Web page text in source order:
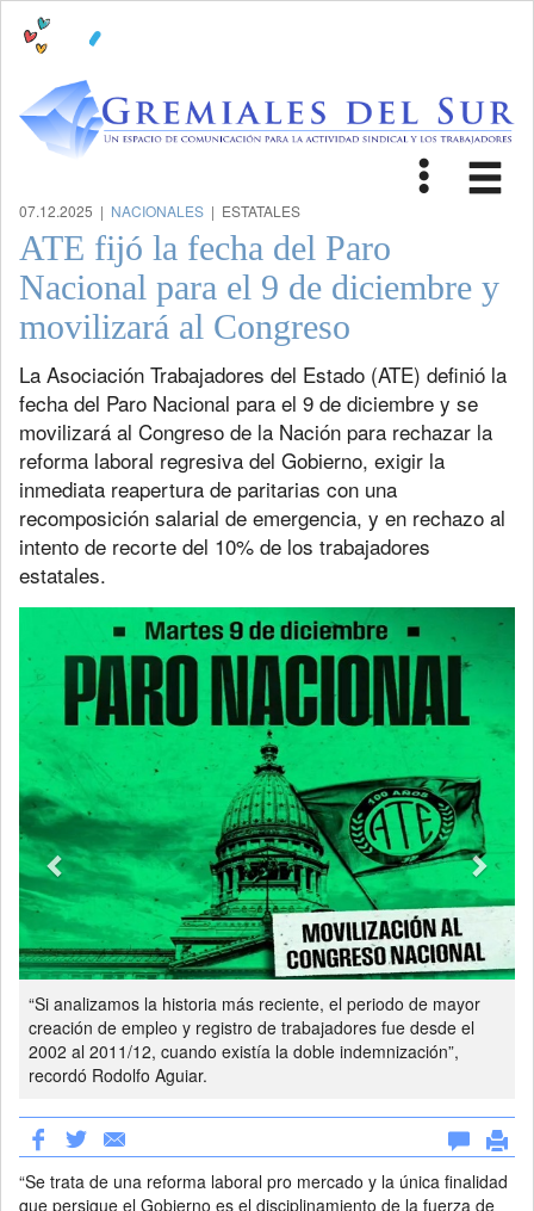
Toggle
07.12.2025 | NACIONALES | ESTATALES
ATE fijó la fecha del Paro
Nacional para el 9 de diciembre y
movilizará al Congreso
La Asociación Trabajadores del Estado (ATE) definió la
fecha del Paro Nacional para el 9 de diciembre y se
movilizará al Congreso de la Nación para rechazar la
reforma laboral regresiva del Gobierno, exigir la
inmediata reapertura de paritarias con una
recomposición salarial de emergencia, y en rechazo al
intento de recorte del 10% de los trabajadores
estatales.
“Si analizamos la historia más reciente, el periodo de mayor
creación de empleo y registro de trabajadores fue desde el
2002 al 2011/12, cuando existía la doble indemnización”,
recordó Rodolfo Aguiar.
Previous Next
“Se trata de una reforma laboral pro mercado y la única finalidad
que persigue el Gobierno es el disciplinamiento de la fuerza de